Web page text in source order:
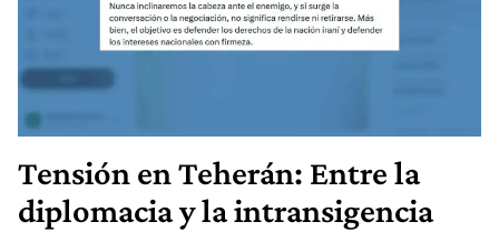
Tensión en Teherán: Entre la
diplomacia y la intransigencia